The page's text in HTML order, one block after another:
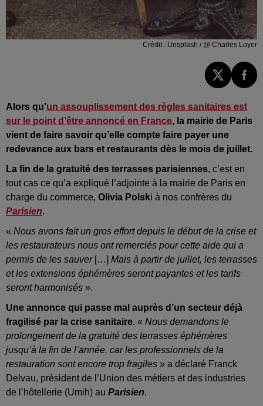
Crédit : Unsplash / @ Charles Loyer
Alors qu’un assouplissement des règles sanitaires est
sur le point d’être annoncé en France, la mairie de Paris
vient de faire savoir qu’elle compte faire payer une
redevance aux bars et restaurants dès le mois de juillet.
La fin de la gratuité des terrasses parisiennes, c’est en
tout cas ce qu’a expliqué l’adjointe à la mairie de Paris en
charge du commerce, Olivia Polski à nos confrères du
Parisien.
« Nous avons fait un gros effort depuis le début de la crise et
les restaurateurs nous ont remerciés pour cette aide qui a
permis de les sauver […] Mais à partir de juillet, les terrasses
et les extensions éphémères seront payantes et les tarifs
seront harmonisés ».
Une annonce qui passe mal auprès d’un secteur déjà
fragilisé par la crise sanitaire. « Nous demandons le
prolongement de la gratuité des terrasses éphémères
jusqu’à la fin de l’année, car les professionnels de la
restauration sont encore trop fragiles » a déclaré Franck
Delvau, président de l’Union des métiers et des industries
de l’hôtellerie (Umih) au Parisien.